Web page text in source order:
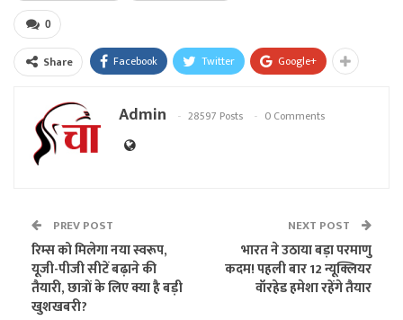
0
Share Facebook Twitter Google+
Admin 28597 Posts 0 Comments
PREV POST
रिम्स को मिलेगा नया स्वरूप,
यूजी-पीजी सीटें बढ़ाने की
तैयारी, छात्रों के लिए क्या है बड़ी
खुशखबरी?
NEXT POST
भारत ने उठाया बड़ा परमाणु
कदम! पहली बार 12 न्यूक्लियर
वॉरहेड हमेशा रहेंगे तैयार